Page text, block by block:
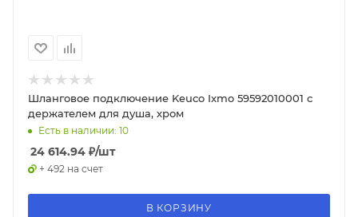
Шланговое подключение Keuco Ixmo 59592010001 с
держателем для душа, хром
Есть в наличии: 10
24 614.94 ₽/шт
+ 492 на счет
В КОРЗИНУ